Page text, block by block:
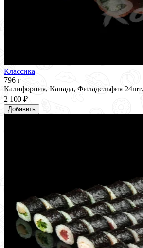
Классика
796 г
Калифорния, Канада, Филадельфия 24шт.
2 100 ₽
Добавить